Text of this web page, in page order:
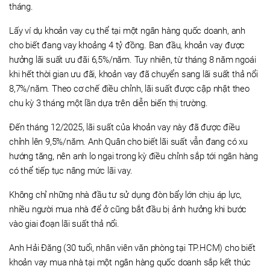
tháng.
Lấy ví dụ khoản vay cụ thể tại một ngân hàng quốc doanh, anh
cho biết đang vay khoảng 4 tỷ đồng. Ban đầu, khoản vay được
hưởng lãi suất ưu đãi 6,5%/năm. Tuy nhiên, từ tháng 8 năm ngoái
khi hết thời gian ưu đãi, khoản vay đã chuyển sang lãi suất thả nổi
8,7%/năm. Theo cơ chế điều chỉnh, lãi suất được cập nhật theo
chu kỳ 3 tháng một lần dựa trên diễn biến thị trường.
Đến tháng 12/2025, lãi suất của khoản vay này đã được điều
chỉnh lên 9,5%/năm. Anh Quân cho biết lãi suất vẫn đang có xu
hướng tăng, nên anh lo ngại trong kỳ điều chỉnh sắp tới ngân hàng
có thể tiếp tục nâng mức lãi vay.
Không chỉ những nhà đầu tư sử dụng đòn bẩy lớn chịu áp lực,
nhiều người mua nhà để ở cũng bắt đầu bị ảnh hưởng khi bước
vào giai đoạn lãi suất thả nổi.
Anh Hải Đăng (30 tuổi, nhân viên văn phòng tại TP.HCM) cho biết
khoản vay mua nhà tại một ngân hàng quốc doanh sắp kết thúc